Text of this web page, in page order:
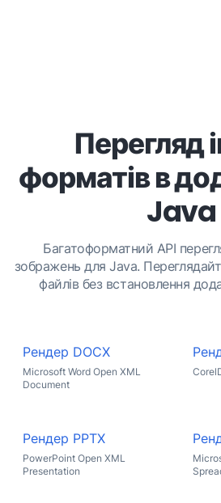
Перегляд
форматів в
Java
Багатоформатний API
зображень для Java.
файлів без встановлення
Рендер DOCX
Microsoft Word Open XML
Document
Рендер PPTX
PowerPoint Open XML
Presentation